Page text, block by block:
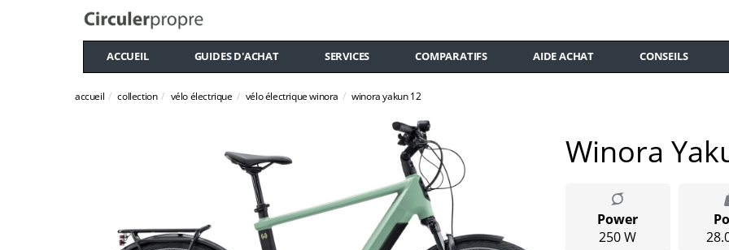
ACCUEIL GUIDES D'ACHAT SERVICES COMPARATIFS AIDE ACHAT CONSEILS
accueil collection vélo électrique vélo électrique winora winora yakun 12
Winora
Power
250 W